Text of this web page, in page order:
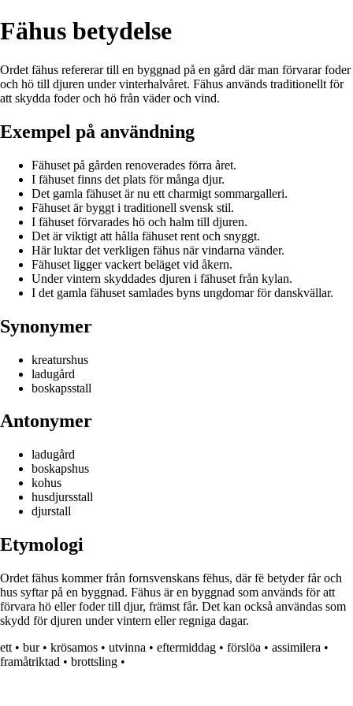
Fähus betydelse
Ordet fähus refererar till en byggnad på en gård där man förvarar foder
och hö till djuren under vinterhalvåret. Fähus används traditionellt för
att skydda foder och hö från väder och vind.
Exempel på användning
Fähuset på gården renoverades förra året.
I fähuset finns det plats för många djur.
Det gamla fähuset är nu ett charmigt sommargalleri.
Fähuset är byggt i traditionell svensk stil.
I fähuset förvarades hö och halm till djuren.
Det är viktigt att hålla fähuset rent och snyggt.
Här luktar det verkligen fähus när vindarna vänder.
Fähuset ligger vackert beläget vid åkern.
Under vintern skyddades djuren i fähuset från kylan.
I det gamla fähuset samlades byns ungdomar för danskvällar.
Synonymer
kreaturshus
ladugård
boskapsstall
Antonymer
ladugård
boskapshus
kohus
husdjursstall
djurstall
Etymologi
Ordet fähus kommer från fornsvenskans fëhus, där fë betyder får och
hus syftar på en byggnad. Fähus är en byggnad som används för att
förvara hö eller foder till djur, främst får. Det kan också användas som
skydd för djuren under vintern eller regniga dagar.
ett • bur• krösamos • utvinna • eftermiddag • förslöa • assimilera •
framåtriktad • brottsling •